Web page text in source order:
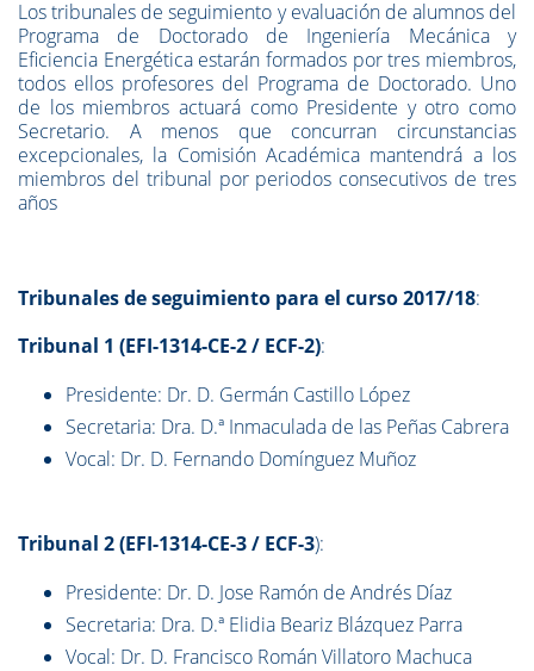
Los tribunales de seguimiento y evaluación de alumnos del
Programa de Doctorado de Ingeniería Mecánica y
Eficiencia Energética estarán formados por tres miembros,
todos ellos profesores del Programa de Doctorado. Uno
de los miembros actuará como Presidente y otro como
Secretario. A menos que concurran circunstancias
excepcionales, la Comisión Académica mantendrá a los
miembros del tribunal por periodos consecutivos de tres
años
Tribunales de seguimiento para el curso 2017/18:
Tribunal 1 (EFI-1314-CE-2 / ECF-2):
Presidente: Dr. D. Germán Castillo López
Secretaria: Dra. D.ª Inmaculada de las Peñas Cabrera
Vocal: Dr. D. Fernando Domínguez Muñoz
Tribunal 2 (EFI-1314-CE-3 / ECF-3):
Presidente: Dr. D. Jose Ramón de Andrés Díaz
Secretaria: Dra. D.ª Elidia Beariz Blázquez Parra
Vocal: Dr. D. Francisco Román Villatoro Machuca